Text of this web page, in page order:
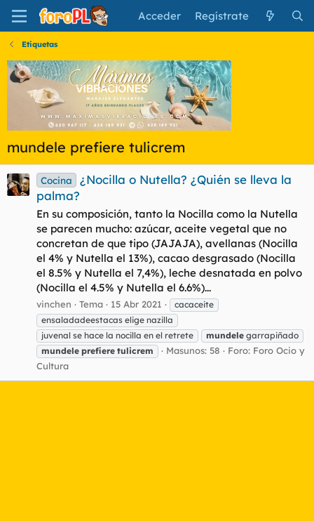
Acceder Regístrate
Etiquetas
mundele prefiere tulicrem
Cocina
¿Nocilla o Nutella? ¿Quién se lleva la
palma?
En su composición, tanto la Nocilla como la Nutella
se parecen mucho: azúcar, aceite vegetal que no
concretan de que tipo (JAJAJA), avellanas (Nocilla
el 4% y Nutella el 13%), cacao desgrasado (Nocilla
el 8.5% y Nutella el 7,4%), leche desnatada en polvo
(Nocilla el 4.5% y Nutella el 6.6%)...
vinchen Tema 15 Abr 2021
cacaceite
ensaladadeestacas elige nazilla
juvenal se hace la nocilla en el retrete
mundele garrapiñado
mundele prefiere tulicrem Masunos: 58 Foro: Foro Ocio y
Cultura